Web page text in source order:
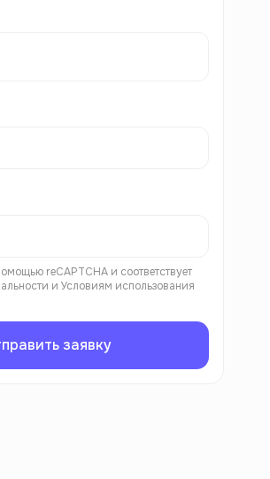
reCAPTCHA и соответствует
и Условиям использования
заявку